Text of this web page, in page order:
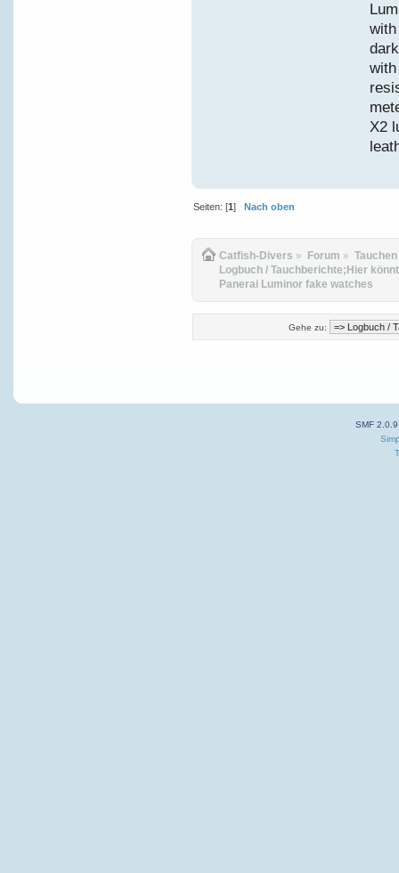
X2
Seiten: [1] Nach oben
Catfish-Divers » Forum » Tauchen
Logbuch / Tauchberichte;Hier
Panerai Luminor fake watches
Gehe zu:
SMF 2.0.9